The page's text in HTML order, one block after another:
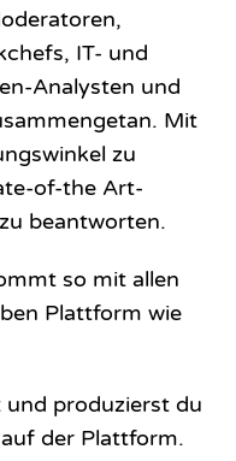
IT- und
Analysten und
Mit
zu
of-the Art-
beantworten.
so mit allen
Plattform wie
und produzierst du
der Plattform.